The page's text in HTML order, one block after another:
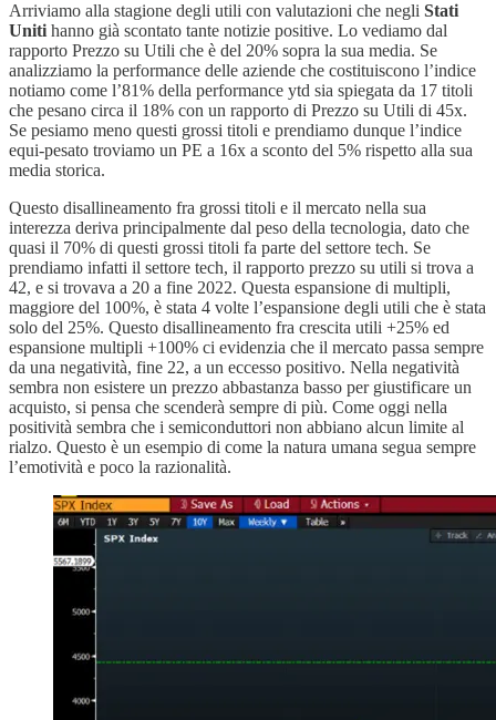
Arriviamo alla stagione degli utili con valutazioni che negli Stati
Uniti hanno già scontato tante notizie positive. Lo vediamo dal
rapporto Prezzo su Utili che è del 20% sopra la sua media. Se
analizziamo la performance delle aziende che costituiscono l’indice
notiamo come l’81% della performance ytd sia spiegata da 17 titoli
che pesano circa il 18% con un rapporto di Prezzo su Utili di 45x.
Se pesiamo meno questi grossi titoli e prendiamo dunque l’indice
equi-pesato troviamo un PE a 16x a sconto del 5% rispetto alla sua
media storica.
Questo disallineamento fra grossi titoli e il mercato nella sua
interezza deriva principalmente dal peso della tecnologia, dato che
quasi il 70% di questi grossi titoli fa parte del settore tech. Se
prendiamo infatti il settore tech, il rapporto prezzo su utili si trova a
42, e si trovava a 20 a fine 2022. Questa espansione di multipli,
maggiore del 100%, è stata 4 volte l’espansione degli utili che è stata
solo del 25%. Questo disallineamento fra crescita utili +25% ed
espansione multipli +100% ci evidenzia che il mercato passa sempre
da una negatività, fine 22, a un eccesso positivo. Nella negatività
sembra non esistere un prezzo abbastanza basso per giustificare un
acquisto, si pensa che scenderà sempre di più. Come oggi nella
positività sembra che i semiconduttori non abbiano alcun limite al
rialzo. Questo è un esempio di come la natura umana segua sempre
l’emotività e poco la razionalità.